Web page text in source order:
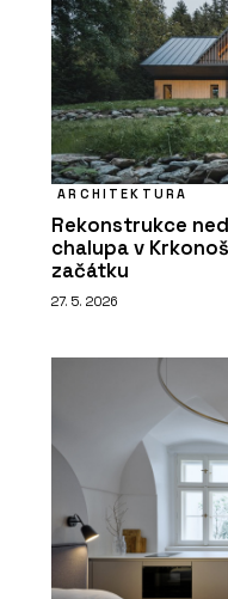
ARCHITEKTURA
Rekonstrukce
chalupa v
začátku
27. 5. 2026